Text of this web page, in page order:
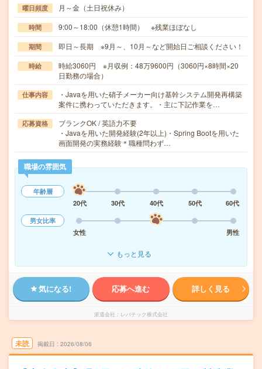
曜日頻度 月～金（土日祝休み）
時間 9:00～18:00（休憩1時間） ※残業ほぼなし
期間 即日～長期 ※9月～、10月～など開始日ご相談ください！
時給
時給3060円 ※月収例：48万9600円（3060円×8時間×20
日勤務の場合）
仕事内容
・Javaを用いた硝子メーカー向け基幹システム開発再構築
案件に携わっていただきます。・主に下記作業を…
応募資格
ブランクOK / 英語力不要
・Javaを用いた開発経験(2年以上)・Spring Bootを用いた
画面開発の実務経験＊職種問わず…
職場の雰囲気
年齢層
20代
30代 40代 50代
60代
男女比率
女性
男性
もっと見る
気になる! 応募へ進む 詳しく見る
派遣会社 レバテック株式会社
未読 掲載日 2026/08/06